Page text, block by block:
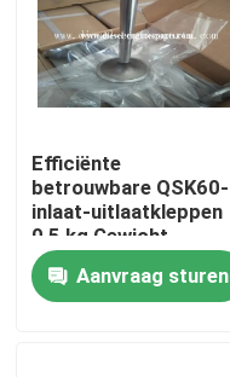
Thuis
Producten
Efficiënte
betrouwbare QSK60-
inlaat-uitlaatkleppen
0,5 kg Gewicht
Optimale
functionaliteit
Aanvraag sturen